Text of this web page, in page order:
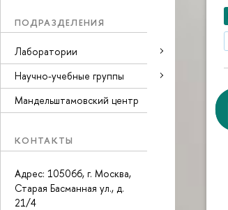
ПОДРАЗДЕЛЕНИЯ
Лаборатории
Научно-учебные группы
Мандельштамовский центр
КОНТАКТЫ
Адрес: 105066, г. Москва,
Старая Басманная ул., д.
21/4